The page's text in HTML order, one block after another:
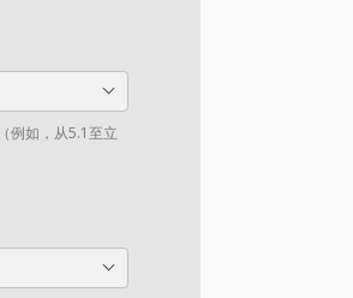
例如，从5.1至立